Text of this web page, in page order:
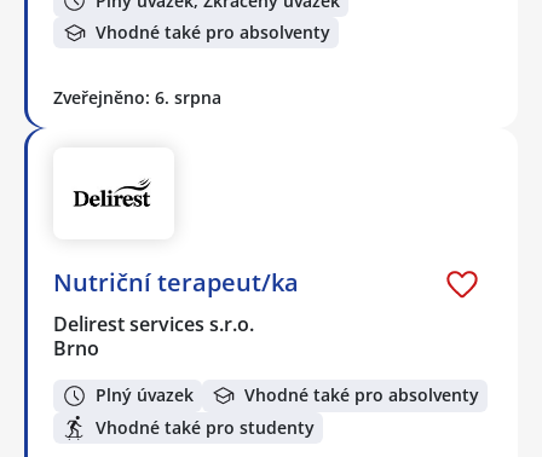
Vhodné také pro absolventy
Zveřejněno: 6. srpna
Nutriční terapeut/ka
Delirest services s.r.o.
Brno
Plný úvazek
Vhodné také pro absolventy
Vhodné také pro studenty